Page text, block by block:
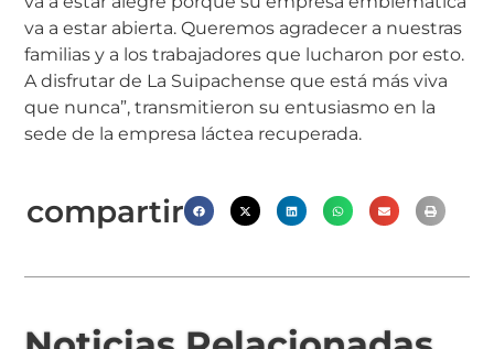
va a estar abierta. Queremos agradecer a nuestras
familias y a los trabajadores que lucharon por esto.
A disfrutar de La Suipachense que está más viva
que nunca”, transmitieron su entusiasmo en la
sede de la empresa láctea recuperada.
compartir